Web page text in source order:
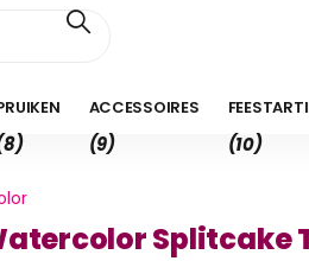
ACCESSOIRES
(9) (10)
Splitcake